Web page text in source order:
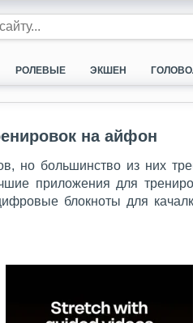
РОЛЕВЫЕ ЭКШЕН
на айфон
но большинство из них
приложения для
блокноты для